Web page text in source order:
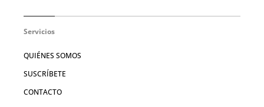
Servicios
QUIÉNES SOMOS
SUSCRÍBETE
CONTACTO